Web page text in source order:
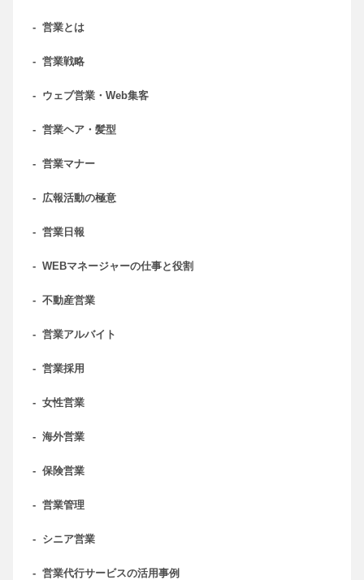
- 営業とは
- 営業戦略
- ウェブ営業・Web集客
- 営業ヘア・髪型
- 営業マナー
- 広報活動の極意
- 営業日報
- WEBマネージャーの仕事と役割
- 不動産営業
- 営業アルバイト
- 営業採用
- 女性営業
- 海外営業
- 保険営業
- 営業管理
- シニア営業
- 営業代行サービスの活用事例